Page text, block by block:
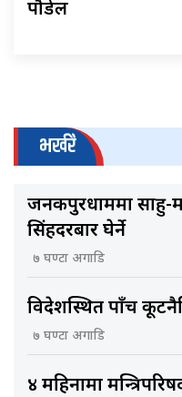
पौडेल
भर्खरै
जनकपुरधाममा साहु-
सिंहदरबार घेर्ने
७ घण्टा अगाडि
विदेशस्थित पाँच
७ घण्टा अगाडि
४ महिनामा